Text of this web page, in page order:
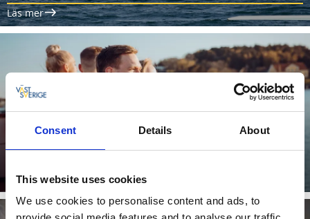
Consent Details About
This website uses cookies
We use cookies to personalise content and ads, to
Läs mer
Guidade turer till havs
Läs mer